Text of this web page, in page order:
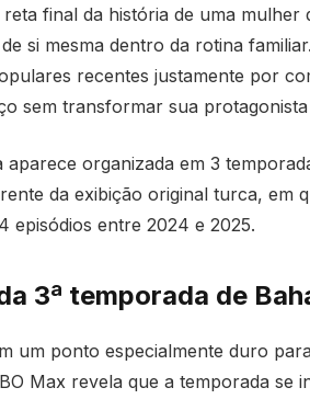
final da história de uma
si mesma dentro da rotina
recentes justamente por
sem transformar sua
organizada em 3
da exibição original turca, em
episódios entre 2024 e 2025.
3ª temporada de
um ponto especialmente duro
Max revela que a temporada se